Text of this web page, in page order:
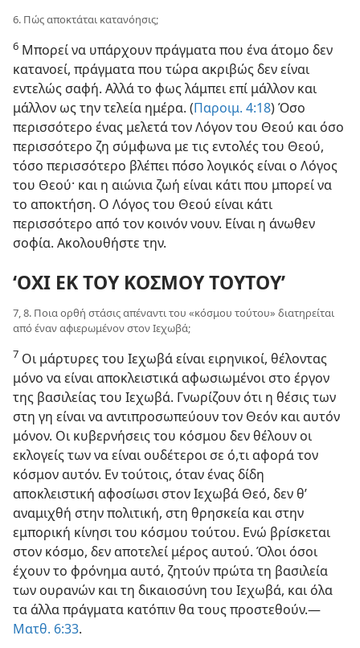
6. Πώς αποκτάται κατανόησις;
6 Μπορεί να υπάρχουν πράγματα που ένα άτομο δεν
κατανοεί, πράγματα που τώρα ακριβώς δεν είναι
εντελώς σαφή. Αλλά το φως λάμπει επί μάλλον και
μάλλον ως την τελεία ημέρα. (Παροιμ. 4:18) Όσο
περισσότερο ένας μελετά τον Λόγον του Θεού και όσο
περισσότερο ζη σύμφωνα με τις εντολές του Θεού,
τόσο περισσότερο βλέπει πόσο λογικός είναι ο Λόγος
του Θεού· και η αιώνια ζωή είναι κάτι που μπορεί να
το αποκτήση. Ο Λόγος του Θεού είναι κάτι
περισσότερο από τον κοινόν νουν. Είναι η άνωθεν
σοφία. Ακολουθήστε την.
‘ΟΧΙ ΕΚ ΤΟΥ ΚΟΣΜΟΥ ΤΟΥΤΟΥ’
7, 8. Ποια ορθή στάσις απέναντι του «κόσμου τούτου» διατηρείται
από έναν αφιερωμένον στον Ιεχωβά;
7 Οι μάρτυρες του Ιεχωβά είναι ειρηνικοί, θέλοντας
μόνο να είναι αποκλειστικά αφωσιωμένοι στο έργον
της βασιλείας του Ιεχωβά. Γνωρίζουν ότι η θέσις των
στη γη είναι να αντιπροσωπεύουν τον Θεόν και αυτόν
μόνον. Οι κυβερνήσεις του κόσμου δεν θέλουν οι
εκλογείς των να είναι ουδέτεροι σε ό,τι αφορά τον
κόσμον αυτόν. Εν τούτοις, όταν ένας δίδη
αποκλειστική αφοσίωσι στον Ιεχωβά Θεό, δεν θ’
αναμιχθή στην πολιτική, στη θρησκεία και στην
εμπορική κίνησι του κόσμου τούτου. Ενώ βρίσκεται
στον κόσμο, δεν αποτελεί μέρος αυτού. Όλοι όσοι
έχουν το φρόνημα αυτό, ζητούν πρώτα τη βασιλεία
των ουρανών και τη δικαιοσύνη του Ιεχωβά, και όλα
τα άλλα πράγματα κατόπιν θα τους προστεθούν.—
Ματθ. 6:33.